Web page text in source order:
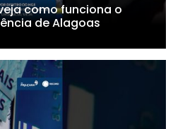
como funciona o
de Alagoas